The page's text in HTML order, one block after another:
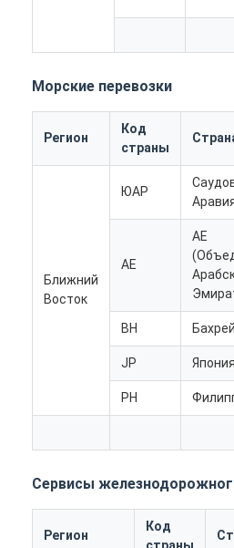
срочная доставка
ЖЕЛЕЗНОДОРОЖНЫЕ
Отправить на Amazon
Служба хранения
Морские перевозки
Регион
Код
страны
Ближний
Восток
ЮАР
AE
AE
BH
JP Япония
PH
Сервисы
Регион
Код